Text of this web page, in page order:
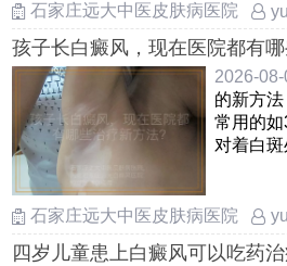
石家庄远大中医皮肤病医院
孩子长白癜风，现在医院都有
2026-08-
的新方
常用的
对着白
石家庄远大中医皮肤病医院
四岁儿童患上白癜风可以吃药